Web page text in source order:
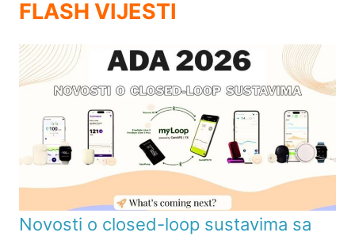
FLASH VIJESTI
Novosti o closed-loop sustavima sa